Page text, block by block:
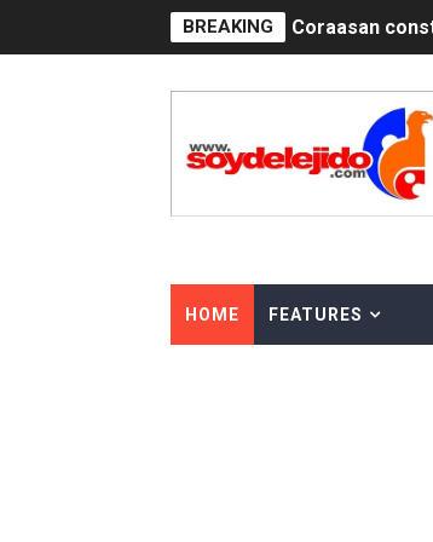
BREAKING Irán apuesta
Precio del
Un derrumbe
HOME FEATURES